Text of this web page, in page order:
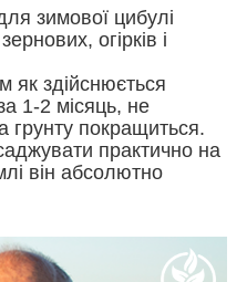
зимової цибулі
огірків і
як здійснюється
1-2 місяць, не
грунту покращиться.
практично на
він абсолютно